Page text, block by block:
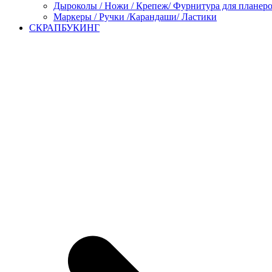
Дыроколы / Ножи / Крепеж/ Фурнитура для
Маркеры / Ручки /Карандаши/ Ластики
СКРАПБУКИНГ